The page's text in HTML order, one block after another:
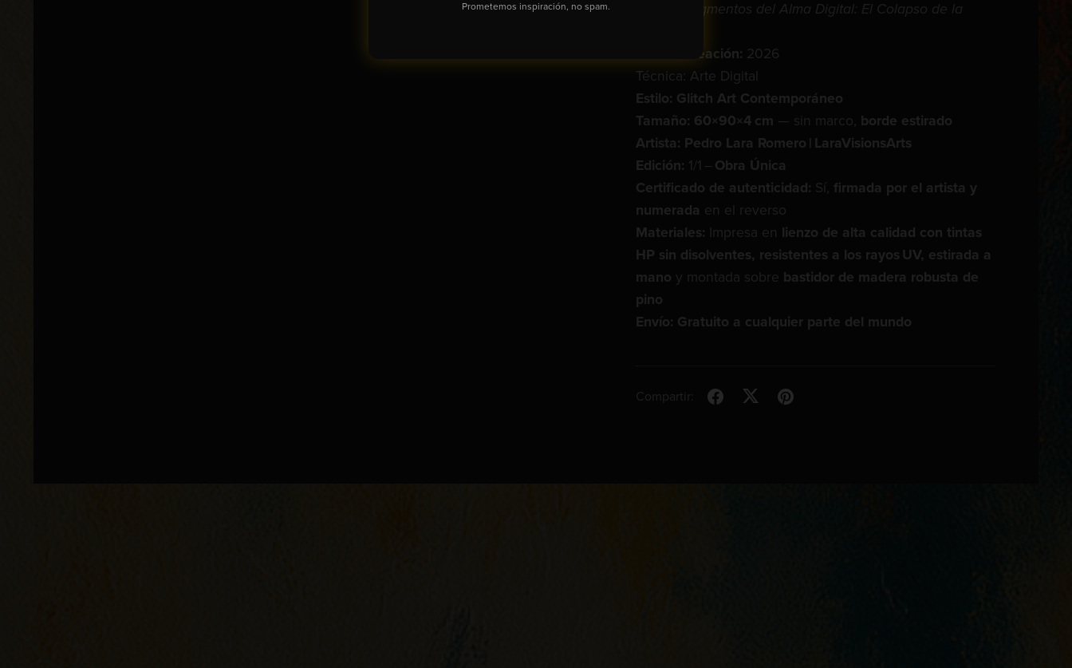
Prometemos inspiración, no spam.
Fragmentos del Alma Digital: El Colapso de la
Año de creación: 2026
Técnica: Arte Digital
Estilo: Glitch Art Contemporáneo
Tamaño: 60×90×4 cm — sin marco, borde estirado
Artista: Pedro Lara Romero | LaraVisionsArts
Edición: 1/1 – Obra Única
Certificado de autenticidad: Sí, firmada por el artista y
numerada en el reverso
Materiales: Impresa en lienzo de alta calidad con tintas
HP sin disolventes, resistentes a los rayos UV, estirada a
mano y montada sobre bastidor de madera robusta de
pino
Envío: Gratuito a cualquier parte del mundo
Compartir: